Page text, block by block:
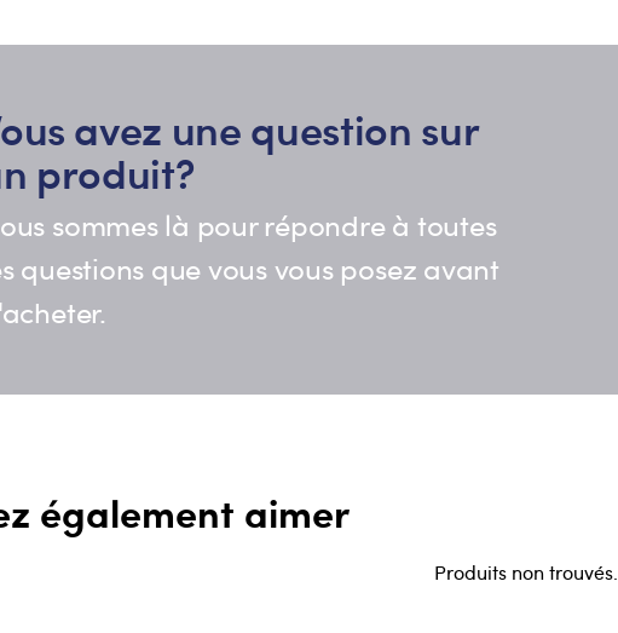
avez une question sur
produit?
sommes là pour répondre à toutes
questions que vous vous posez avant
également aimer
Produits non trouvés.